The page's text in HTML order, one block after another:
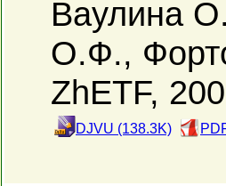
Ваулина
О.Ф.,
ZhETF,
DJVU (138.3K)